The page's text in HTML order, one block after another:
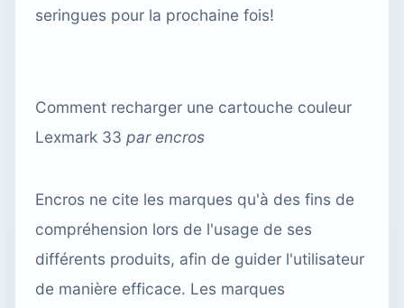
seringues pour la prochaine fois!
Comment recharger une cartouche couleur
Lexmark 33 parencros
Encros ne cite les marques qu'à des fins de
compréhension lors de l'usage de ses
différents produits, afin de guider l'utilisateur
de manière efficace. Les marques